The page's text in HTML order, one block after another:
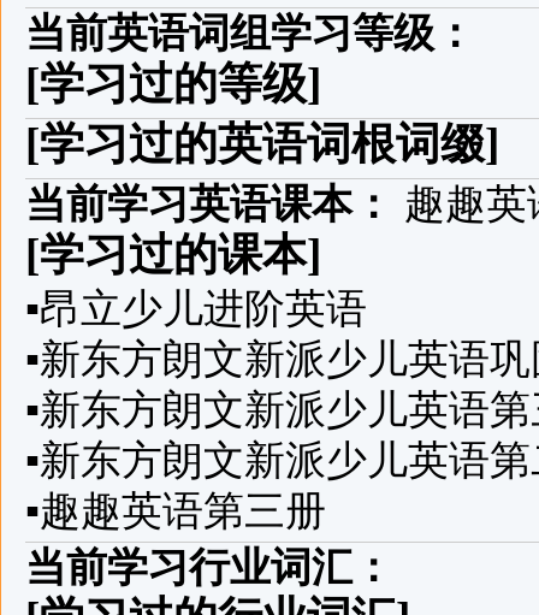
当前英语词组学习等级：
[学习过的等级]
[学习过的英语词根词缀]
当前学习英语课本： 趣趣
[学习过的课本]
▪昂立少儿进阶英语
▪新东方朗文新派少儿英语
▪新东方朗文新派少儿英语
▪新东方朗文新派少儿英语
▪趣趣英语第三册
当前学习行业词汇：